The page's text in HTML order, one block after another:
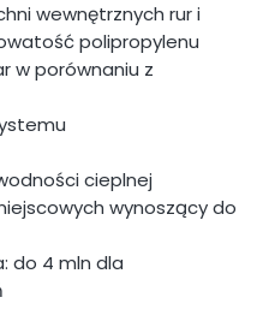
wewnętrznych rur i
polipropylenu
w porównaniu z
cieplnej
wynoszący do
do 4 mln dla